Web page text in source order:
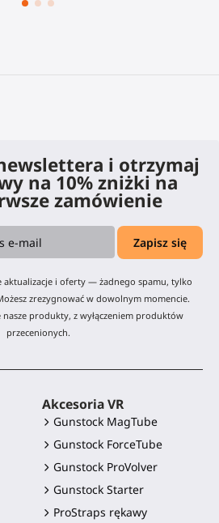
i otrzymaj
na 10% zniżki na
zamówienie
aktualizacje i oferty — żadnego spamu, tylko
zrezygnować w dowolnym momencie.
nasze produkty, z wyłączeniem produktów
przecenionych.
Akcesoria VR
Gunstock MagTube
Gunstock ForceTube
Gunstock ProVolver
Gunstock Starter
ProStraps rękawy